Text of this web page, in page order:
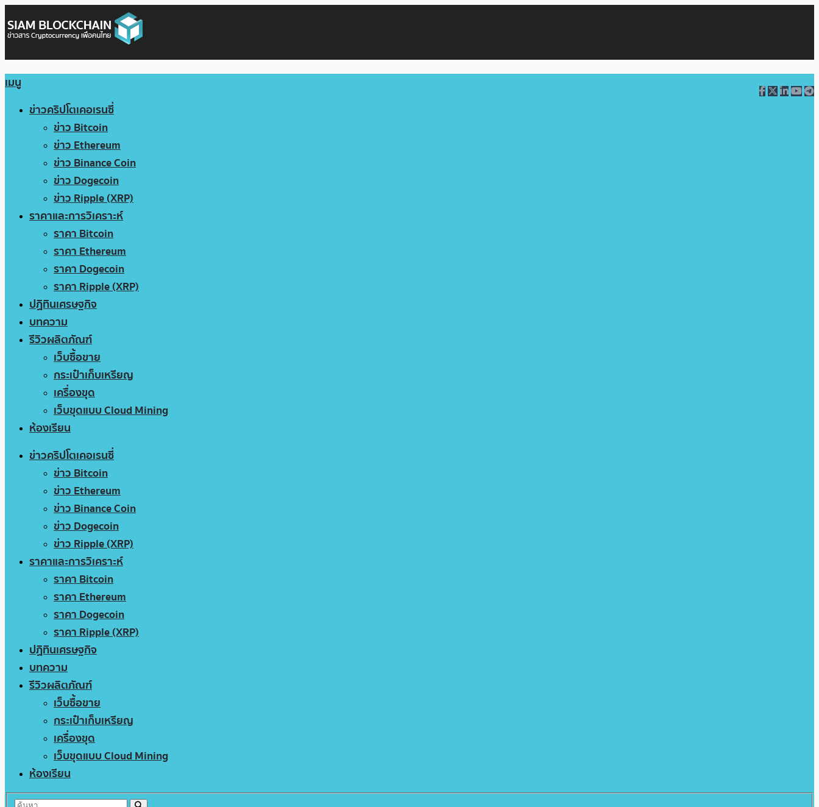
เมนู
ข่าวคริปโตเคอเรนซี่
ข่าว Bitcoin
ข่าว Ethereum
ข่าว Binance Coin
ข่าว Dogecoin
ข่าว Ripple (XRP)
ราคาและการวิเคราะห์
ราคา Bitcoin
ราคา Ethereum
ราคา Dogecoin
ราคา Ripple (XRP)
ปฏิทินเศรษฐกิจ
บทความ
รีวิวผลิตภัณฑ์
เว็บซื้อขาย
กระเป๋าเก็บเหรียญ
เครื่องขุด
เว็บขุดแบบ Cloud Mining
ห้องเรียน
ข่าวคริปโตเคอเรนซี่
ข่าว Bitcoin
ข่าว Ethereum
ข่าว Binance Coin
ข่าว Dogecoin
ข่าว Ripple (XRP)
ราคาและการวิเคราะห์
ราคา Bitcoin
ราคา Ethereum
ราคา Dogecoin
ราคา Ripple (XRP)
ปฏิทินเศรษฐกิจ
บทความ
รีวิวผลิตภัณฑ์
เว็บซื้อขาย
กระเป๋าเก็บเหรียญ
เครื่องขุด
เว็บขุดแบบ Cloud Mining
ห้องเรียน